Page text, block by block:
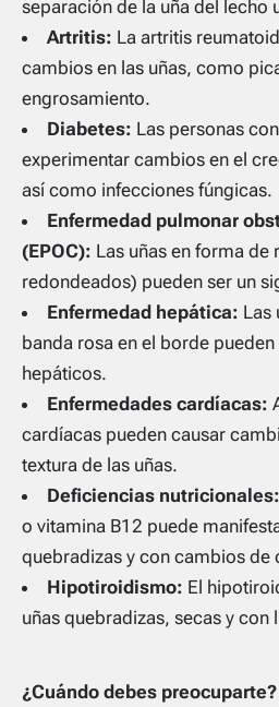
separación de la uña del lecho
Artritis: La artritis
cambios en las uñas, como
engrosamiento.
Diabetes: Las personas
experimentar cambios en el
así como infecciones fúngicas.
Enfermedad pulmonar
(EPOC): Las uñas en forma
redondeados) pueden ser un
Enfermedad hepática: Las
banda rosa en el borde
hepáticos.
Enfermedades cardíacas:
cardíacas pueden causar
textura de las uñas.
Deficiencias nutricionales:
o vitamina B12 puede
quebradizas y con cambios de
Hipotiroidismo: El
uñas quebradizas, secas y con
¿Cuándo debes preocuparte?